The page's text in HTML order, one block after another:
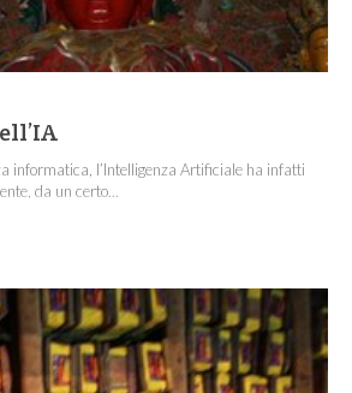
informatica, l’Intelligenza Artificiale ha infatti
da un certo...